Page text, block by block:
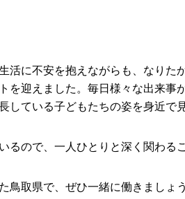
に不安を抱えながらも、なりた
を迎えました。毎日様々な出来事
している子どもたちの姿を身近で
ので、一人ひとりと深く関わる
取県で、ぜひ一緒に働きましょう